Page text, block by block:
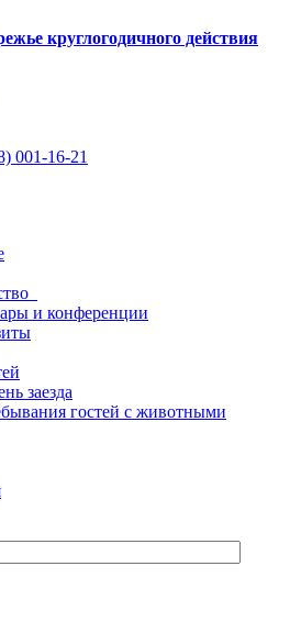
круглогодичного действия
001-16-21
и конференции
заезда
гостей с животными